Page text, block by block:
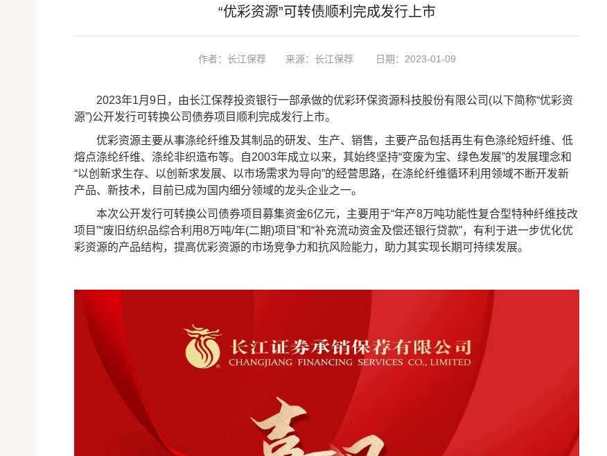
“优彩资源”可转债顺利完成发行上市
作者：长江保荐 来源：长江保荐 日期：2023-01-09
2023年1月9日，由长江保荐投资银行一部承做的优彩环保资源科技股份有限公司(以下简称“优彩资
源”)公开发行可转换公司债券项目顺利完成发行上市。
优彩资源主要从事涤纶纤维及其制品的研发、生产、销售，主要产品包括再生有色涤纶短纤维、低
熔点涤纶纤维、涤纶非织造布等。自2003年成立以来，其始终坚持“变废为宝、绿色发展”的发展理念和
“以创新求生存、以创新求发展、以市场需求为导向”的经营思路，在涤纶纤维循环利用领域不断开发新
产品、新技术，目前已成为国内细分领域的龙头企业之一。
本次公开发行可转换公司债券项目募集资金6亿元，主要用于“年产8万吨功能性复合型特种纤维技改
项目”“废旧纺织品综合利用8万吨/年(二期)项目”和“补充流动资金及偿还银行贷款”，有利于进一步优化优
彩资源的产品结构，提高优彩资源的市场竞争力和抗风险能力，助力其实现长期可持续发展。